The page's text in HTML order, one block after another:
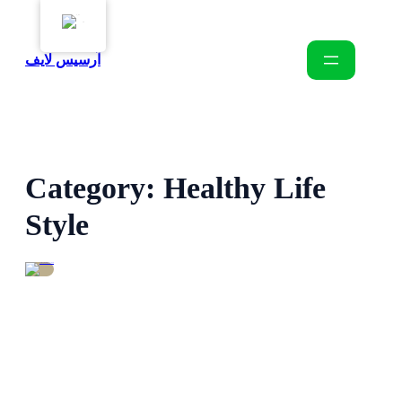
آرسیس لایف
Category: Healthy Life
Style